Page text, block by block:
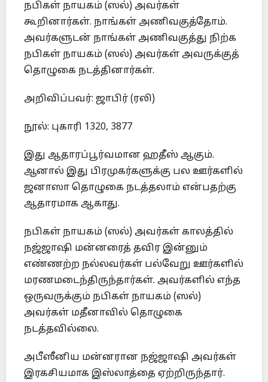
நபிகள் நாயகம் (ஸல்) அவர்கள்
கூறினார்கள். நாங்கள் அணிவகுத்தோம்.
அவர்களுடன் நாங்கள் அணிவகுத்து நிற்க
நபிகள் நாயகம் (ஸல்) அவர்கள் அவருக்குத்
தொழுகை நடத்தினார்கள்.
அறிவிப்பவர்: ஜாபிர் (ரலி)
நூல்: புகாரி 1320, 3877
இது ஆதாரப்பூர்வமான ஹதீஸ் ஆகும்.
ஆனால் இது பிரமுகர்களுக்கு பல ஊர்களில்
ஜனாஸா தொழுகை நடத்தலாம் என்பதற்கு
ஆதாரமாக ஆகாது.
நபிகள் நாயகம் (ஸல்) அவர்கள் காலத்தில்
நஜ்ஜாஷி மன்னரைத் தவிர இன்னும்
எண்ணற்ற நல்லவர்கள் பல்வேறு ஊர்களில்
மரணமடைந்திருந்தார்கள். அவர்களில் எந்த
ஒருவருக்கும் நபிகள் நாயகம் (ஸல்)
அவர்கள் மதீனாவில் தொழுகை
நடத்தவில்லை.
அபீஸீனிய மன்னரான நஜ்ஜாஷி அவர்கள்
இரகசியமாக இஸ்லாத்தை ஏற்றிருந்தார்.